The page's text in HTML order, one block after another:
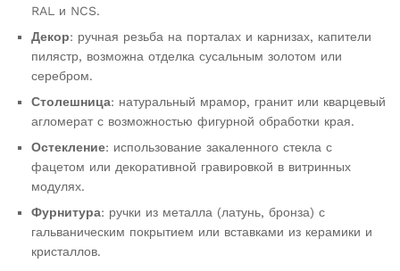
RAL и NCS.
Декор: ручная резьба на порталах и карнизах, капители
пилястр, возможна отделка сусальным золотом или
серебром.
Столешница: натуральный мрамор, гранит или кварцевый
агломерат с возможностью фигурной обработки края.
Остекление: использование закаленного стекла с
фацетом или декоративной гравировкой в витринных
модулях.
Фурнитура: ручки из металла (латунь, бронза) с
гальваническим покрытием или вставками из керамики и
кристаллов.